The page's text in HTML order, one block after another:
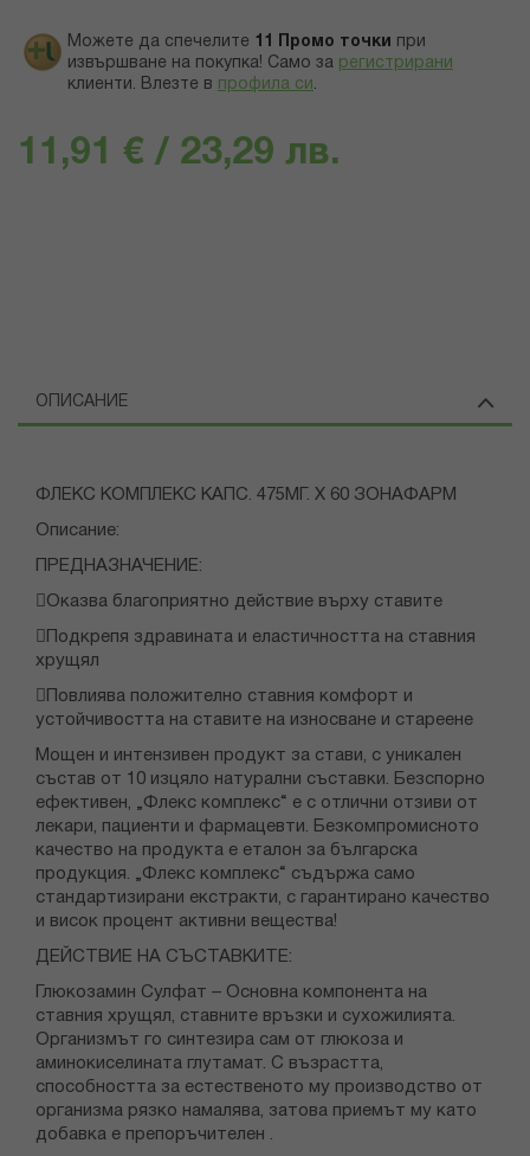
Можете да спечелите 11 Промо точки
при
извършване на покупка! Само за регистрирани
клиенти. Влезте в профила си .
11,91 € / 23,29 лв.
ОПИСАНИЕ
ФЛЕКС КОМПЛЕКС КАПС. 475МГ. Х 60 ЗОНАФАРМ
Описание:
ПРЕДНАЗНАЧЕНИЕ:
Оказва благоприятно действие върху ставите
Подкрепя здравината и еластичността на ставния
хрущял
Повлиява положително ставния комфорт и
устойчивостта на ставите на износване и стареене
Мощен и интензивен продукт за стави, с уникален
състав от 10 изцяло натурални съставки. Безспорно
ефективен, „Флекс комплекс“ е с отлични отзиви от
лекари, пациенти и фармацевти. Безкомпромисното
качество на продукта е еталон за българска
продукция. „Флекс комплекс“ съдържа само
стандартизирани екстракти, с гарантирано качество
и висок процент активни вещества!
ДЕЙСТВИЕ НА СЪСТАВКИТЕ:
Глюкозамин Сулфат – Oсновна компонента на
ставния хрущял, ставните връзки и сухожилията.
Организмът го синтезира сам от глюкоза и
аминокиселината глутамат. С възрастта,
способността за естественото му производство от
организма рязко намалява, затова приемът му като
добавка е препоръчителен .